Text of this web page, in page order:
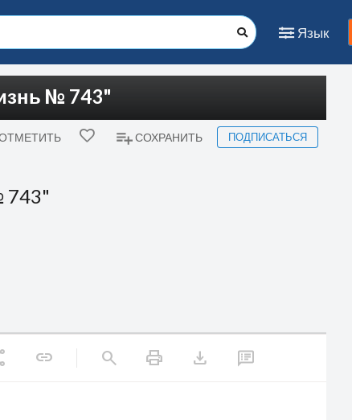
Язык
№ 743"
СОХРАНИТЬ ПОДПИСАТЬСЯ
743"
link search print download